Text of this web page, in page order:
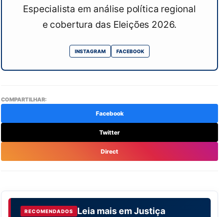
Especialista em análise política regional
e cobertura das Eleições 2026.
INSTAGRAM FACEBOOK
COMPARTILHAR:
Facebook
Twitter
Direct
RECOMENDADOS Leia mais emJustiça